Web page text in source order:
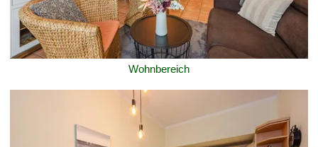
Wohnbereich